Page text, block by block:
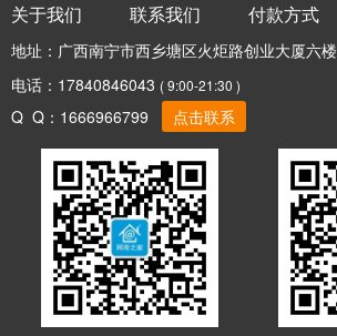
关于我们 联系我们 付款方式
地址：广西南宁市西乡塘区火炬路创业大厦六楼
电话：17840846043 ( 9:00-21:30 )
Q Q：1666966799 点击联系